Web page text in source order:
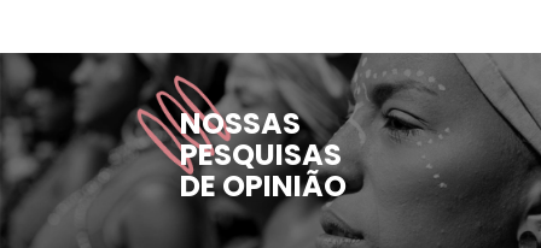
NOSSAS
PESQUISAS
DE OPINIÃO